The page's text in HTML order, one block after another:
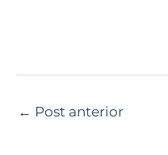
← Post anterior